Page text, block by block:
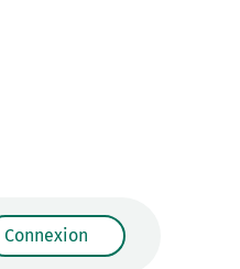
Connexion